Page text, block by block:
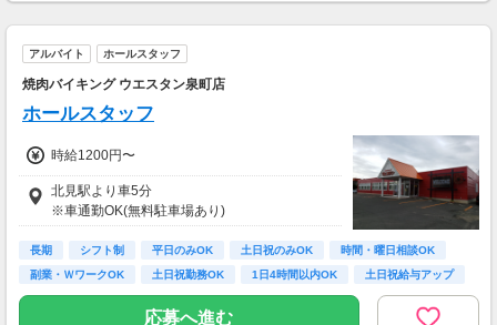
アルバイト ホールスタッフ
焼肉バイキング ウエスタン泉町店
ホールスタッフ
時給1200円〜
北見駅より車5分
※車通勤OK(無料駐車場あり)
長期 シフト制 平日のみOK 土日祝のみOK
時間・曜日相談OK
副業・ＷワークOK
土日祝勤務OK 1日4時間以内OK 土日祝給与アップ
応募へ進む